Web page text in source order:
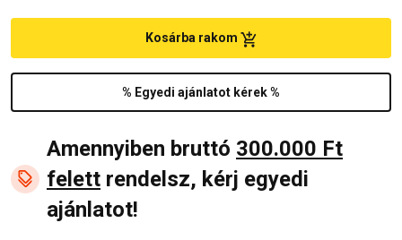
% Egyedi ajánlatot kérek %
Kosárba rakom
Amennyiben bruttó 300.000 Ft
felett rendelsz, kérj egyedi
ajánlatot!